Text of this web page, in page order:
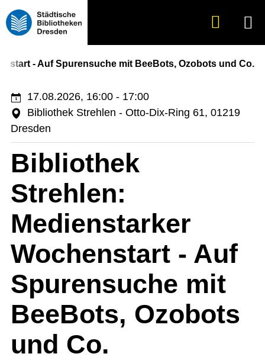
Suche
Menü
- Auf Spurensuche mit BeeBots, Ozobots und Co.
17.08.2026, 16:00 - 17:00
Bibliothek Strehlen - Otto-Dix-Ring 61, 01219
Dresden
Bibliothek
Strehlen:
Medienstarker
Wochenstart - Auf
Spurensuche mit
BeeBots, Ozobots
und Co.